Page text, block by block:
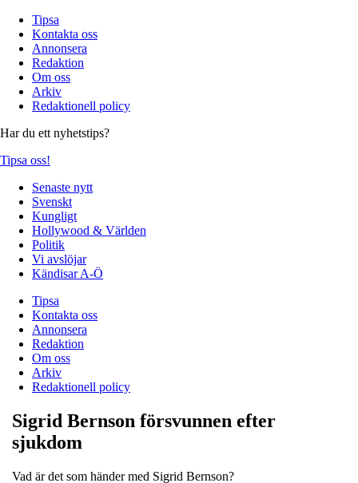
Tipsa
Kontakta oss
Annonsera
Redaktion
Om oss
Arkiv
Redaktionell policy
Har du ett nyhetstips?
Tipsa oss!
Senaste nytt
Svenskt
Kungligt
Hollywood & Världen
Politik
Vi avslöjar
Kändisar A-Ö
Tipsa
Kontakta oss
Annonsera
Redaktion
Om oss
Arkiv
Redaktionell policy
Sigrid Bernson försvunnen efter
sjukdom
Vad är det som händer med Sigrid Bernson?